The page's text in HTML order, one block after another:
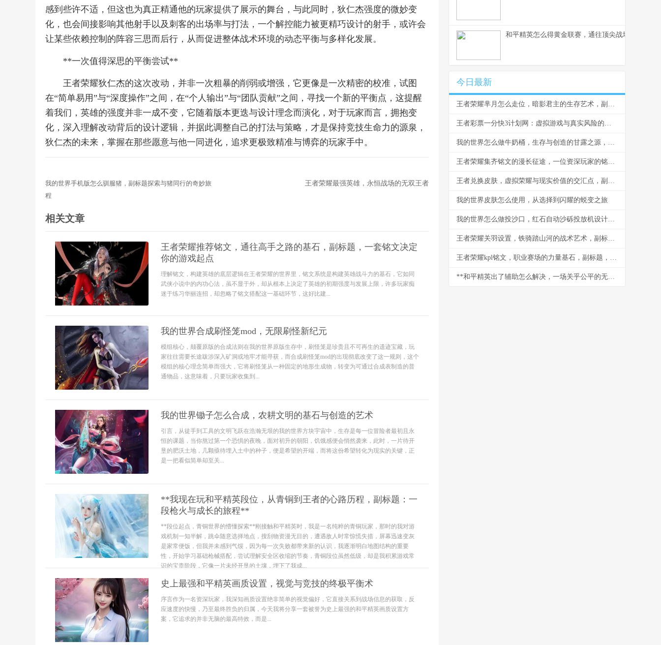
感到些许不适，但这也为真正精通他的玩家提供了展示的舞台，与此同时，狄仁杰强度的微妙变
化，也会间接影响其他射手以及刺客的出场率与打法，一个解控能力被更精巧设计的射手，或许会
让某些依赖控制的阵容三思而后行，从而促进整体战术环境的动态平衡与多样化发展。
**一次值得深思的平衡尝试**
王者荣耀狄仁杰的这次改动，并非一次粗暴的削弱或增强，它更像是一次精密的校准，试图
在“简单易用”与“深度操作”之间，在“个人输出”与“团队贡献”之间，寻找一个新的平衡点，这提醒
着我们，英雄的强度并非一成不变，它随着版本更迭与设计理念而演化，对于玩家而言，拥抱变
化，深入理解改动背后的设计逻辑，并据此调整自己的打法与策略，才是保持竞技生命力的源泉，
狄仁杰的未来，掌握在那些愿意与他一同进化，追求更极致精准与博弈的玩家手中。
我的世界手机版怎么驯服猪，副标题探索与猪同行的奇妙旅
程
王者荣耀最强英雄，永恒战场的无双王者
相关文章
王者荣耀推荐铭文，通往高手之路的基石，副标题，一套铭文决定
你的游戏起点
理解铭文，构建英雄的底层逻辑在王者荣耀的世界里，铭文系统是构建英雄战斗力的基石，它如同
武侠小说中的内功心法，虽不显于外，却从根本上决定了英雄的初期强度与发展上限，许多玩家痴
迷于练习华丽连招，却忽略了铭文搭配这一基础环节，这好比建...
我的世界合成刷怪笼mod，无限刷怪新纪元
模组核心，颠覆原版的合成法则在我的世界原版生存中，刷怪笼是珍贵且不可再生的遗迹宝藏，玩
家往往需要长途跋涉深入矿洞或地牢才能寻获，而合成刷怪笼mod的出现彻底改变了这一规则，这个
模组的核心理念简单而强大，它将刷怪笼从一种固定的地形生成物，转变为可通过合成表制造的普
通物品，这意味着，只要玩家收集到...
我的世界锄子怎么合成，农耕文明的基石与创造的艺术
引言，从徒手到工具的文明飞跃在浩瀚无垠的我的世界方块宇宙中，生存是每一位冒险者最初且永
恒的课题，当你熬过第一个恐惧的夜晚，面对初升的朝阳，饥饿感便会悄然袭来，此时，一片待开
垦的肥沃土地，几颗亟待埋入土中的种子，便是希望的开端，而将这份希望转化为现实的关键，正
是一把看似简单却至关...
**我现在玩和平精英段位，从青铜到王者的心路历程，副标题：一
段枪火与成长的旅程**
**段位起点，青铜世界的懵懂探索**刚接触和平精英时，我是一名纯粹的青铜玩家，那时的我对游
戏机制一知半解，跳伞随意选择地点，搜刮物资漫无目的，遭遇敌人时常惊慌失措，屏幕迅速变灰
是家常便饭，但我并未感到气馁，因为每一次失败都带来新的认识，我逐渐明白地图结构的重要
性，开始学习基础枪械搭配，尝试理解安全区收缩的节奏，青铜段位虽然低级，却是我积累游戏常
识的宝贵阶段，它像一片未经开垦的土壤，埋下了我成...
史上最强和平精英画质设置，视觉与竞技的终极平衡术
序言作为一名资深玩家，我深知画质设置绝非简单的视觉偏好，它直接关系到战场信息的获取，反
应速度的快慢，乃至最终胜负的归属，今天我将分享一套被誉为史上最强的和平精英画质设置方
案，它追求的并非无脑的最高特效，而是...
和平精英怎么得黄金联赛，通往顶尖战场的荣耀之
今日最新
王者荣耀芈月怎么走位，暗影君主的生存艺术，副标题，穿梭战场的永恒之力
王者彩票一分快3计划网：虚拟游戏与真实风险的边界反思
我的世界怎么做牛奶桶，生存与创造的甘露之源，副标题，从奶牛到桶的田园诗篇
王者荣耀集齐铭文的漫长征途，一位资深玩家的铭文史诗
王者兑换皮肤，虚拟荣耀与现实价值的交汇点，副标题，一场数字情感的华丽冒险
我的世界皮肤怎么使用，从选择到闪耀的蜕变之旅
我的世界怎么做投沙口，红石自动沙砾投放机设计与实战
王者荣耀关羽设置，铁骑踏山河的战术艺术，副标题，冲锋陷阵的刀锋意志
王者荣耀kpl铭文，职业赛场的力量基石，副标题，细微之处定胜负乾坤
**和平精英出了辅助怎么解决，一场关乎公平的无声战争**